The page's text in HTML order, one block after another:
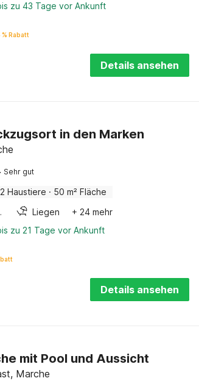
zu 43 Tage vor Ankunft
% Rabatt
Details ansehen
in den Marken
· Sehr gut
2 Haustiere · 50 m² Fläche
Liegen
+ 24 mehr
zu 21 Tage vor Ankunft
Details ansehen
mit Pool und Aussicht
Marche